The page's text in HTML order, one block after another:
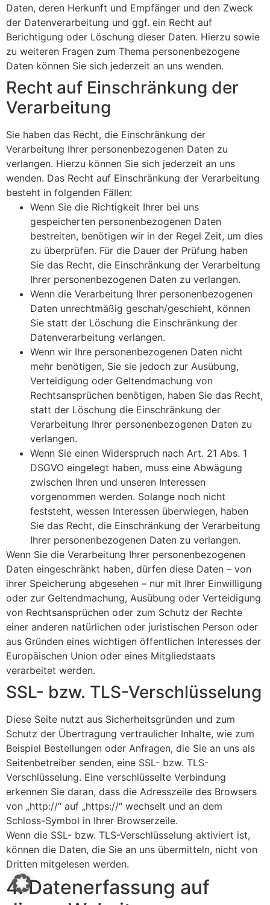
Daten, deren Herkunft und Empfänger und den Zweck
der Datenverarbeitung und ggf. ein Recht auf
Berichtigung oder Löschung dieser Daten. Hierzu sowie
zu weiteren Fragen zum Thema personenbezogene
Daten können Sie sich jederzeit an uns wenden.
Recht auf Einschränkung der
Verarbeitung
Sie haben das Recht, die Einschränkung der
Verarbeitung Ihrer personenbezogenen Daten zu
verlangen. Hierzu können Sie sich jederzeit an uns
wenden. Das Recht auf Einschränkung der Verarbeitung
besteht in folgenden Fällen:
Wenn Sie die Richtigkeit Ihrer bei uns
gespeicherten personenbezogenen Daten
bestreiten, benötigen wir in der Regel Zeit, um dies
zu überprüfen. Für die Dauer der Prüfung haben
Sie das Recht, die Einschränkung der Verarbeitung
Ihrer personenbezogenen Daten zu verlangen.
Wenn die Verarbeitung Ihrer personenbezogenen
Daten unrechtmäßig geschah/geschieht, können
Sie statt der Löschung die Einschränkung der
Datenverarbeitung verlangen.
Wenn wir Ihre personenbezogenen Daten nicht
mehr benötigen, Sie sie jedoch zur Ausübung,
Verteidigung oder Geltendmachung von
Rechtsansprüchen benötigen, haben Sie das Recht,
statt der Löschung die Einschränkung der
Verarbeitung Ihrer personenbezogenen Daten zu
verlangen.
Wenn Sie einen Widerspruch nach Art. 21 Abs. 1
DSGVO eingelegt haben, muss eine Abwägung
zwischen Ihren und unseren Interessen
vorgenommen werden. Solange noch nicht
feststeht, wessen Interessen überwiegen, haben
Sie das Recht, die Einschränkung der Verarbeitung
Ihrer personenbezogenen Daten zu verlangen.
Wenn Sie die Verarbeitung Ihrer personenbezogenen
Daten eingeschränkt haben, dürfen diese Daten – von
ihrer Speicherung abgesehen – nur mit Ihrer Einwilligung
oder zur Geltendmachung, Ausübung oder Verteidigung
von Rechtsansprüchen oder zum Schutz der Rechte
einer anderen natürlichen oder juristischen Person oder
aus Gründen eines wichtigen öffentlichen Interesses der
Europäischen Union oder eines Mitgliedstaats
verarbeitet werden.
SSL- bzw. TLS-Verschlüsselung
Diese Seite nutzt aus Sicherheitsgründen und zum
Schutz der Übertragung vertraulicher Inhalte, wie zum
Beispiel Bestellungen oder Anfragen, die Sie an uns als
Seitenbetreiber senden, eine SSL- bzw. TLS-
Verschlüsselung. Eine verschlüsselte Verbindung
erkennen Sie daran, dass die Adresszeile des Browsers
von „http://“ auf „https://“ wechselt und an dem
Schloss-Symbol in Ihrer Browserzeile.
Wenn die SSL- bzw. TLS-Verschlüsselung aktiviert ist,
können die Daten, die Sie an uns übermitteln, nicht von
Dritten mitgelesen werden.
4. Datenerfassung auf